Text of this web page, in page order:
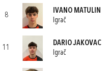
8
IVANO MATULIN
Igrač
11
DARIO JAKOVAC
Igrač